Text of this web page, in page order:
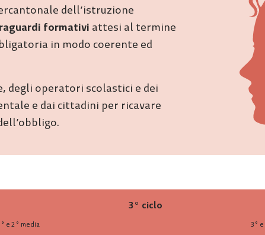
dell’istruzione
formativi attesi al termine
in modo coerente ed
degli operatori scolastici e dei
e dai cittadini per ricavare
3° ciclo
e 2° media 3°